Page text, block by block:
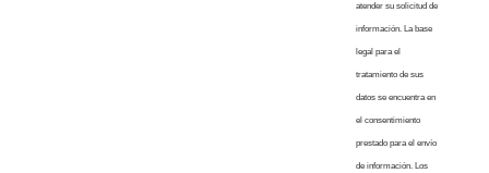
atender su solicitud de
información. La base
legal para el
tratamiento de sus
datos se encuentra en
el consentimiento
prestado para el envío
de información. Los